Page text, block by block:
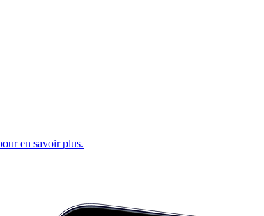
en savoir plus.